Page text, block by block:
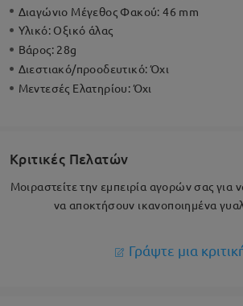
Διαγώνιο Μέγεθος Φακού:46 mm
Υλικό: Οξικό άλας
Βάρος: 28g
Διεστιακό/προοδευτικό:Όχι
Μεντεσές Ελατηρίου:Όχι
Κριτικές Πελατών
Μοιραστείτε την εμπειρία αγορών σας για
να αποκτήσουν ικανοποιημένα
Γράψτε μια